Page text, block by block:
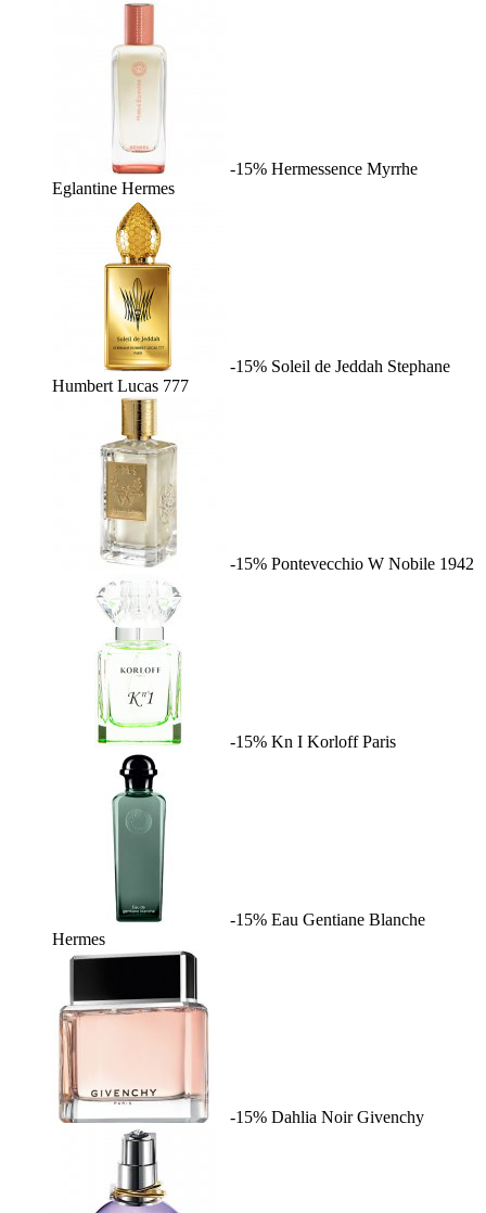
-15% Hermessence Myrrhe
Eglantine Hermes
-15% Soleil de Jeddah Stephane
Humbert Lucas 777
-15% Pontevecchio W Nobile 1942
-15% Kn I Korloff Paris
-15% Eau Gentiane Blanche
Hermes
-15% Dahlia Noir Givenchy